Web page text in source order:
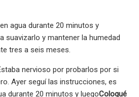
agua durante 20 minutos y
suavizarlo y mantener la humedad
tres a seis meses.
nervioso por probarlos por si
Ayer seguí las instrucciones, es
durante 20 minutos y luegoColoqué